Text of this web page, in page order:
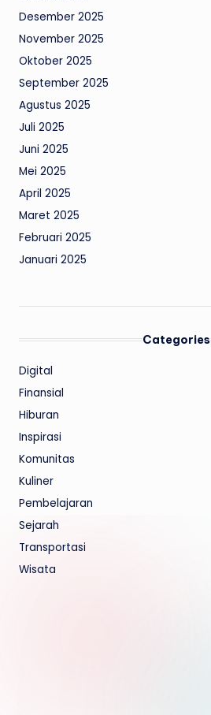
Desember 2025
November 2025
Oktober 2025
September 2025
Agustus 2025
Juli 2025
Juni 2025
Mei 2025
April 2025
Maret 2025
Februari 2025
Januari 2025
Categories
Digital
Finansial
Hiburan
Inspirasi
Komunitas
Kuliner
Pembelajaran
Sejarah
Transportasi
Wisata